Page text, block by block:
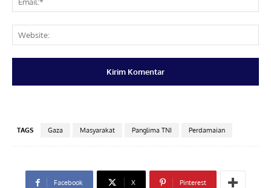
TAGS Gaza Masyarakat Panglima TNI Perdamaian
Facebook X Pinterest